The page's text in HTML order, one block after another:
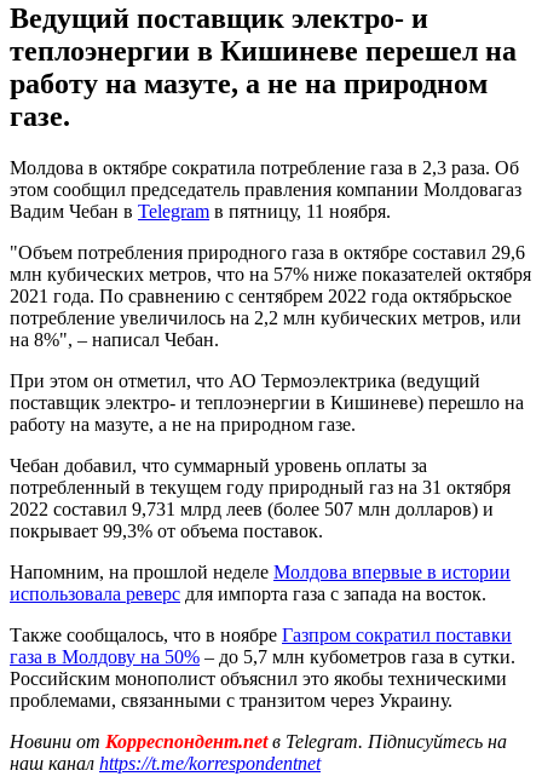
Ведущий поставщик электро- и
теплоэнергии в Кишиневе перешел на
работу на мазуте, а не на природном
газе.
Молдова в октябре сократила потребление газа в 2,3 раза. Об
этом сообщил председатель правления компании Молдовагаз
Вадим Чебан в Telegram в пятницу, 11 ноября.
"Объем потребления природного газа в октябре составил 29,6
млн кубических метров, что на 57% ниже показателей октября
2021 года. По сравнению с сентябрем 2022 года октябрьское
потребление увеличилось на 2,2 млн кубических метров, или
на 8%", – написал Чебан.
При этом он отметил, что АО Термоэлектрика (ведущий
поставщик электро- и теплоэнергии в Кишиневе) перешло на
работу на мазуте, а не на природном газе.
Чебан добавил, что суммарный уровень оплаты за
потребленный в текущем году природный газ на 31 октября
2022 составил 9,731 млрд леев (более 507 млн долларов) и
покрывает 99,3% от объема поставок.
Напомним, на прошлой неделе Молдова впервые в истории
использовала реверс для импорта газа с запада на восток.
Также сообщалось, что в ноябре Газпром сократил поставки
газа в Молдову на 50% – до 5,7 млн ​​кубометров газа в сутки.
Российским монополист объяснил это якобы техническими
проблемами, связанными с транзитом через Украину.
Новини от Корреспондент.netв Telegram. Підписуйтесь на
наш канал https://t.me/korrespondentnet